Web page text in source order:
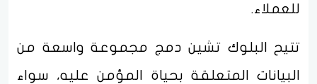
للعملاء.
تتيح البلوك تشين دمج مجموعة واسعة من
البيانات المتعلقة بحياة المؤمن عليه، سواء